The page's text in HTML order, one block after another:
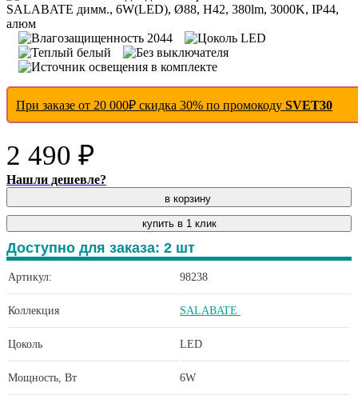
При заказе от 20 000₽ скидка 30% по промокоду SVET30
2 490 ₽
Нашли дешевле?
в корзину
купить в 1 клик
Доступно для заказа: 2 шт
Артикул: 98238
Коллекция SALABATE
Цоколь LED
Мощность, Вт 6W